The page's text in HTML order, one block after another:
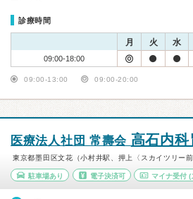
診療時間
月 火 水
09:00-18:00
09:00-13:00 09:00-20:00
医療法人社団 常壽会 高石内科
東京都墨田区文花（小村井駅、押上〈スカイツリー
駐車場あり 電子決済可 マイナ受付 (